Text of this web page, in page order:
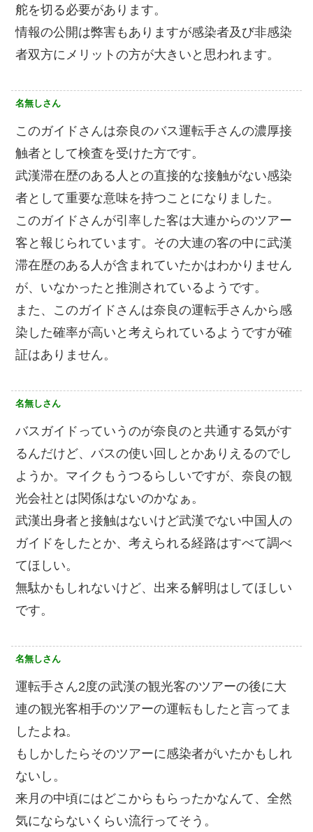
舵を切る必要があります。
情報の公開は弊害もありますが感染者及び非感染
者双方にメリットの方が大きいと思われます。
名無しさん
このガイドさんは奈良のバス運転手さんの濃厚接
触者として検査を受けた方です。
武漢滞在歴のある人との直接的な接触がない感染
者として重要な意味を持つことになりました。
このガイドさんが引率した客は大連からのツアー
客と報じられています。その大連の客の中に武漢
滞在歴のある人が含まれていたかはわかりません
が、いなかったと推測されているようです。
また、このガイドさんは奈良の運転手さんから感
染した確率が高いと考えられているようですが確
証はありません。
名無しさん
バスガイドっていうのが奈良のと共通する気がす
るんだけど、バスの使い回しとかありえるのでし
ようか。マイクもうつるらしいですが、奈良の観
光会社とは関係はないのかなぁ。
武漢出身者と接触はないけど武漢でない中国人の
ガイドをしたとか、考えられる経路はすべて調べ
てほしい。
無駄かもしれないけど、出来る解明はしてほしい
です。
名無しさん
運転手さん2度の武漢の観光客のツアーの後に大
連の観光客相手のツアーの運転もしたと言ってま
したよね。
もしかしたらそのツアーに感染者がいたかもしれ
ないし。
来月の中頃にはどこからもらったかなんて、全然
気にならないくらい流行ってそう。